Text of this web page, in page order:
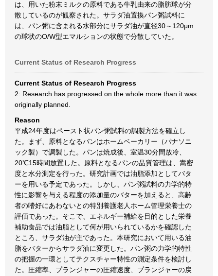
は、用いた粉末ミルクの原料である牛乳由来の脂肪球が分
散しているのが観察された。サラダ油置換パン粥試料に
は、パン粥に含まれる水部分にサラダ油が直径30～120μm
の球状のO/W型エマルションの状態で分散していた。
Current Status of Research Progress
Current Status of Research Progress
2: Research has progressed on the whole more than it was
originally planned.
Reason
平成24年度はペースト状パン粥試料の調製方法を確立し
た。まず、原料となるパンはホームベーカリー（パナソニ
ック製）で調製した。パンは焼成後、室温30分間放冷、
20℃15時間放置した。原料となるパンの品質管理は、嵩密
度と水分測定を行った。研究計画では油脂添加としてバタ
ーを用いる予定であった。しかし、パン粥試料の力学的特
性に影響を与える程度の添加量のバターを加えると、高齢
者の嗜好にあわないとの特別養護老人ホーム管理栄養士の
評価であった。そこで、エネルギー補給を目的とした栄養
補助食品では油脂として何が用いられているかを確認した
ところ、サラダ油が主であった。本研究において用いる油
脂をバターからサラダ油に変更した。パン粥の力学的特性
の把握の一環としてテクスチャー特性の測定条件を検討し
た。圧縮率、プランジャーの圧縮速度、プランジャーの戻